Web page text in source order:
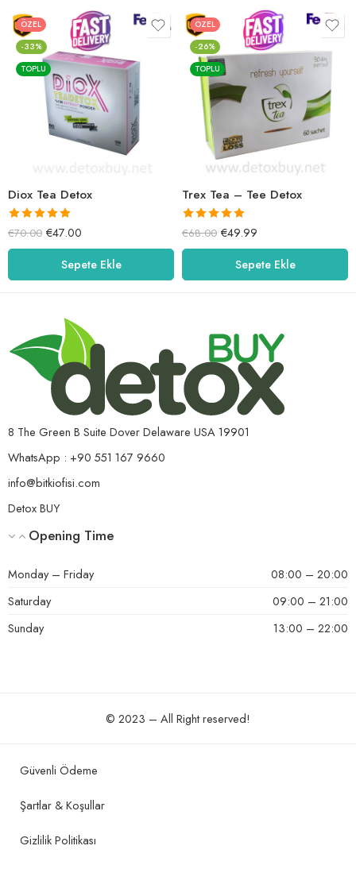
ÖZEL
-33%
TOPLU
Diox Tea Detox
5 üzerinden
5.00oy aldı
€70.00 €47.00
Sepete Ekle
ÖZEL
-26%
TOPLU
Trex Tea – Tee Detox
5 üzerinden
5.00oy aldı
€68.00 €49.99
Sepete Ekle
8 The Green B Suite Dover Delaware USA 19901
WhatsApp : +90 551 167 9660
info@bitkiofisi.com
Detox BUY
Opening Time
Monday – Friday
08:00 – 20:00
Saturday
09:00 – 21:00
Sunday
13:00 – 22:00
© 2023 – All Right reserved!
Güvenli Ödeme
Şartlar & Koşullar
Gizlilik Politikası